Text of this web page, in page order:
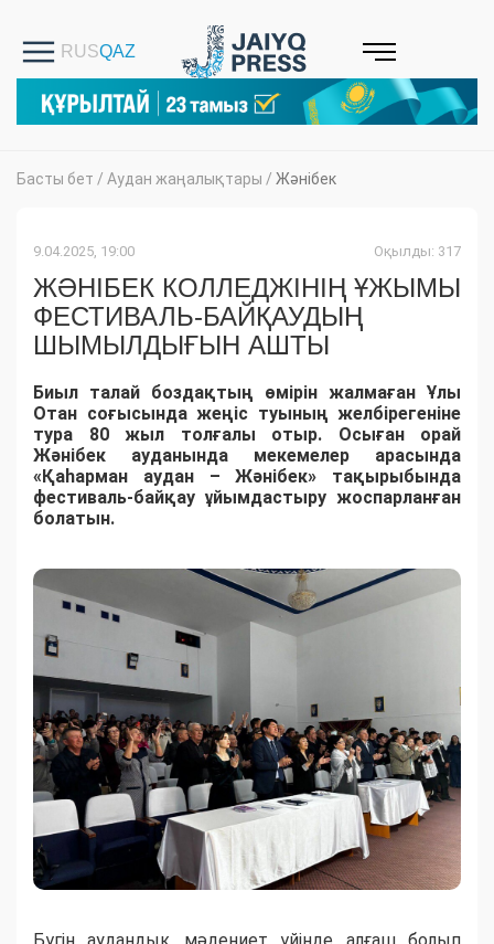
Басты бет / Аудан жаңалықтары / Жәнібек
9.04.2025, 19:00 Оқылды: 317
ЖӘНІБЕК КОЛЛЕДЖІНІҢ ҰЖЫМЫ
ФЕСТИВАЛЬ-БАЙҚАУДЫҢ
ШЫМЫЛДЫҒЫН АШТЫ
Биыл талай боздақтың өмірін жалмаған Ұлы
Отан соғысында жеңіс туының желбірегеніне
тура 80 жыл толғалы отыр. Осыған орай
Жәнібек ауданында мекемелер арасында
«Қаһарман аудан – Жәнібек» тақырыбында
фестиваль-байқау ұйымдастыру жоспарланған
болатын.